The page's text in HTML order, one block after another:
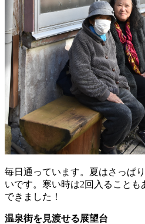
毎日通っています。夏はさっぱ
いです。寒い時は2回入ることも
できました！
温泉街を見渡せる展望台